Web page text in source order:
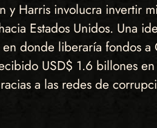
y Harris involucra invertir
Estados Unidos. Una
donde liberaría fondos
USD$ 1.6 billones
a las redes de